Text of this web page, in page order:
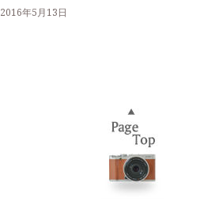
2016年5月13日